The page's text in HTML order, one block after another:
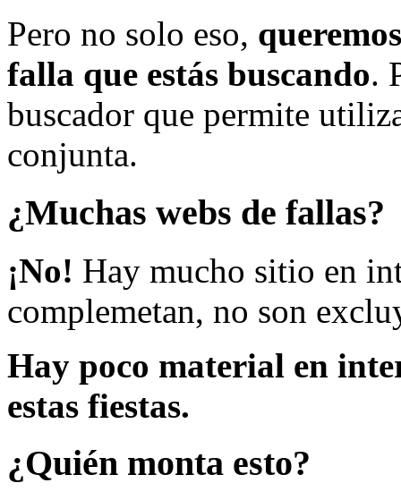
Pero no solo eso,
falla que estás buscando.
buscador que permite
conjunta.
¿Muchas webs de fallas?
¡No! Hay mucho sitio en
complemetan, no son
Hay poco material en
estas fiestas.
¿Quién monta esto?